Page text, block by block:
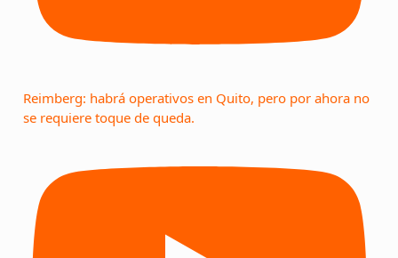
Reimberg: habrá operativos en Quito, pero por ahora no
se requiere toque de queda.